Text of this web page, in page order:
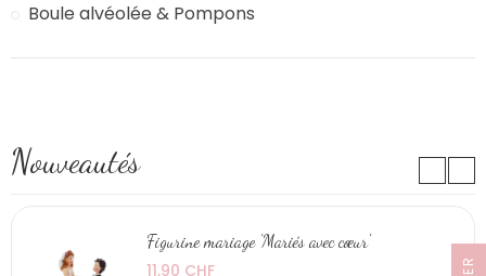
Boule alvéolée & Pompons
Nouveautés
Figurine mariage 'Mariés avec cœur'
11,90 CHF